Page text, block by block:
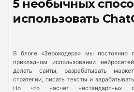
5 необычных
использовать
В блоге «Зерокодера» мы постоянно
прикладном использовании
делать сайты, разрабатывать
стратегии, писать тексты и
Но что насчет нестандартных